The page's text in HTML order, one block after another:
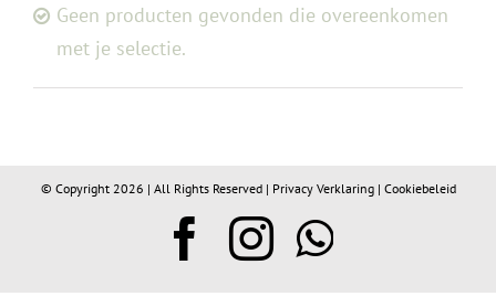
Geen producten gevonden die overeenkomen
met je selectie.
© Copyright 2026 | All Rights Reserved | Privacy Verklaring| Cookiebeleid
Facebook
Instagram